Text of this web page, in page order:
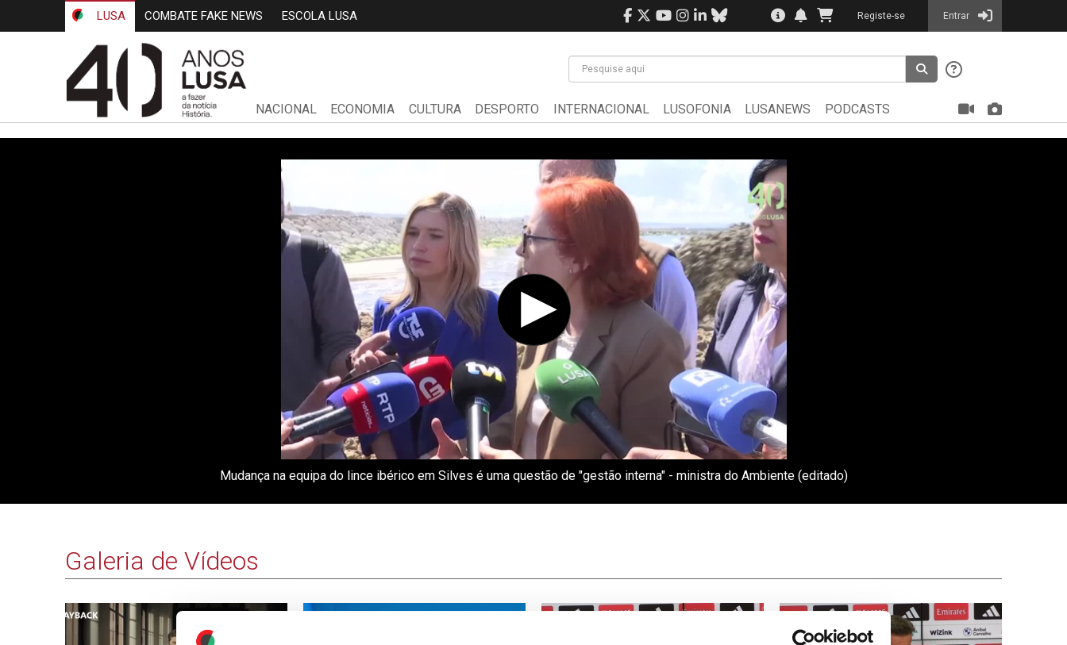
LUSA COMBATE FAKE NEWS ESCOLA LUSA Registe-se Entrar
NACIONAL ECONOMIA CULTURA DESPORTO INTERNACIONAL LUSOFONIA LUSANEWS PODCASTS
Mudança na equipa do lince ibérico em Silves é uma questão de "gestão interna" - ministra do Ambiente (editado)
Galeria de Vídeos